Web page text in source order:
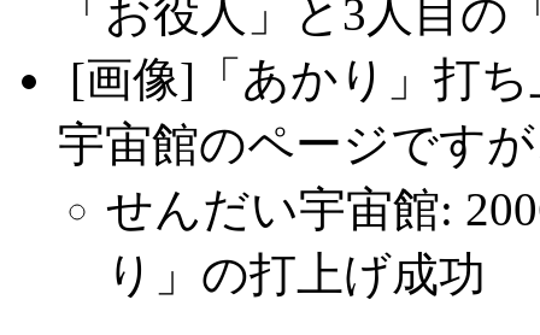
「お役人」と3人目
[画像]「あかり」打
宇宙館のページです
せんだい宇宙館:
り」の打上げ成功